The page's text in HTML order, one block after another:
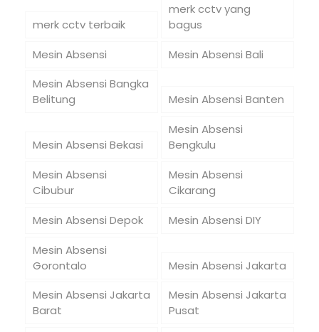
merk cctv terbaik
merk cctv yang
bagus
Mesin Absensi
Mesin Absensi Bali
Mesin Absensi Bangka
Belitung
Mesin Absensi Banten
Mesin Absensi Bekasi
Mesin Absensi
Bengkulu
Mesin Absensi
Cibubur
Mesin Absensi
Cikarang
Mesin Absensi Depok
Mesin Absensi DIY
Mesin Absensi
Gorontalo
Mesin Absensi Jakarta
Mesin Absensi Jakarta
Barat
Mesin Absensi Jakarta
Pusat